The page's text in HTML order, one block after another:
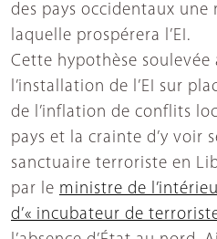
des pays occidentaux une
laquelle prospérera l’EI.
Cette hypothèse soulevée
l’installation de l’EI sur
de l’inflation de conflits
pays et la crainte d’y voir
sanctuaire terroriste en
par le ministre de
d’« incubateur de